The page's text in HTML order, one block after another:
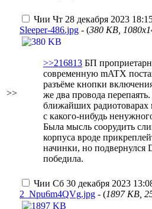
>>
Чии Чт 28 декабря 2023
Sleeper-486.jpg - (380 KB,
>>216813 БП
современную mATX
разъёме кнопки
же два провода
ближайших радиотоварах
с какого-нибудь
Была мысль соорудить
корпуса вроде
начинки, но подвернулся
победила.
Чии Сб 30 декабря 2023
2_Npu6m4QVg.jpg - (1897 KB,